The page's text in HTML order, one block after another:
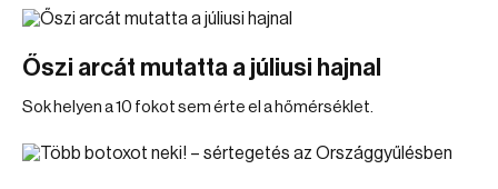
Őszi arcát mutatta a júliusi hajnal
Sok helyen a 10 fokot sem érte el a hőmérséklet.